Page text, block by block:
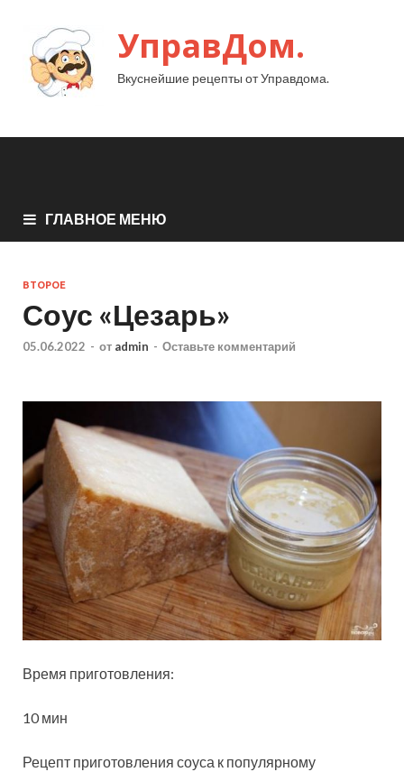
УправДом.
Вкуснейшие рецепты от Управдома.
ГЛАВНОЕ МЕНЮ
ВТОРОЕ
Соус «Цезарь»
05.06.2022 - от admin - Оставьте комментарий
Время приготовления:
10 мин
Рецепт приготовления соуса к популярному